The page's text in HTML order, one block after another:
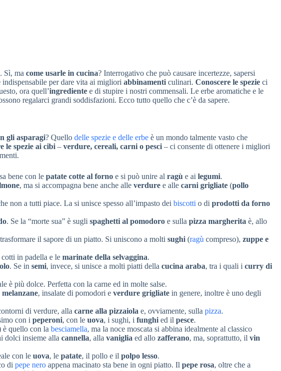
Sì, ma come usarle in cucina? Interrogativo che può causare incertezze, sapersi
per dare vita ai migliori abbinamenti culinari. Conoscere le spezie ci
ora quell’ingrediente e di stupire i nostri commensali. Le erbe aromatiche e le
regalarci grandi soddisfazioni. Ecco tutto quello che c’è da sapere.
gli asparagi? Quello delle spezie e delle erbe è un mondo talmente vasto che
le spezie ai cibi – verdure, cereali, carni o pesci – ci consente di ottenere i migliori
bene con le patate cotte al forno e si può unire al ragù e ai legumi.
, ma si accompagna bene anche alle verdure e alle carni grigliate (pollo
non a tutti piace. La si unisce spesso all’impasto dei biscotti o di prodotti da forno
. Se la “morte sua” è sugli spaghetti al pomodoro e sulla pizza margherita è, allo
il sapore di un piatto. Si uniscono a molti sughi (ragù compreso), zuppe e
cotti in padella e le marinate della selvaggina.
. Se in semi, invece, si unisce a molti piatti della cucina araba, tra i quali i curry di
è più dolce. Perfetta con la carne ed in molte salse.
, insalate di pomodori e verdure grigliate in genere, inoltre è uno degli
di verdure, alla carne alla pizzaiola e, ovviamente, sulla pizza.
con i peperoni, con le uova, i sughi, i funghi ed il pesce.
è quello con la besciamella, ma la noce moscata si abbina idealmente al classico
dolci insieme alla cannella, alla vaniglia ed allo zafferano, ma, soprattutto, il vin
con le uova, le patate, il pollo e il polpo lesso.
di pepe nero appena macinato sta bene in ogni piatto. Il pepe rosa, oltre che a